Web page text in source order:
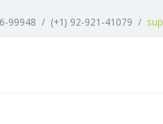
99948 / (+1) 92-921-41079 /